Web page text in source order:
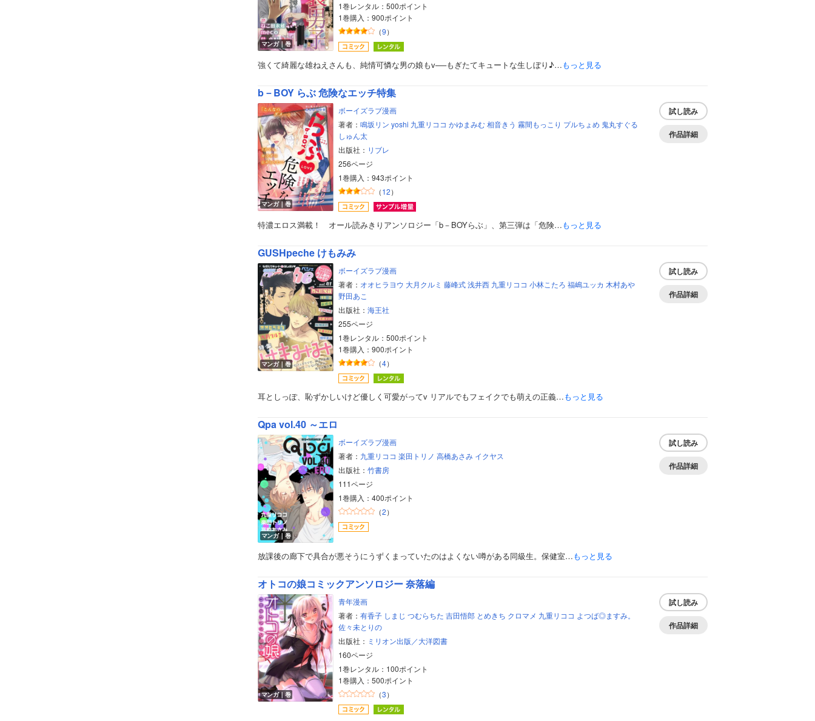
マンガ｜巻
1巻レンタル：500ポイント
1巻購入：900ポイント
（9）
強くて綺麗な雄ねえさんも、純情可憐な男の娘もv──もぎたてキュートな生しぼり♪…もっと見る
b－BOY らぶ 危険なエッチ特集
マンガ｜巻
ボーイズラブ漫画
著者： 鳴坂リン yoshi 九重リココ かゆまみむ 相音きう 霧間もっこり プルちょめ 鬼丸すぐる
しゅん太
出版社： リブレ
256ページ
1巻購入：943ポイント
（12）
試し読み
作品詳細
特濃エロス満載！ オール読みきりアンソロジー「b－BOYらぶ」、第三弾は「危険…もっと見る
GUSHpeche けもみみ
マンガ｜巻
ボーイズラブ漫画
著者： オオヒラヨウ 大月クルミ 藤峰式 浅井西 九重リココ 小林こたろ 福嶋ユッカ 木村あや
野田あこ
出版社： 海王社
255ページ
1巻レンタル：500ポイント
1巻購入：900ポイント
（4）
試し読み
作品詳細
耳としっぽ、恥ずかしいけど優しく可愛がってv リアルでもフェイクでも萌えの正義…もっと見る
Qpa vol.40 ～エロ
マンガ｜巻
ボーイズラブ漫画
著者： 九重リココ 楽田トリノ 高橋あさみ イクヤス
出版社： 竹書房
111ページ
1巻購入：400ポイント
（2）
試し読み
作品詳細
放課後の廊下で具合が悪そうにうずくまっていたのはよくない噂がある同級生。保健室…もっと見る
オトコの娘コミックアンソロジー 奈落編
マンガ｜巻
青年漫画
著者： 有香子 しまじ つむらちた 吉田悟郎 とめきち クロマメ 九重リココ よつば◎ますみ。
佐々未とりの
出版社： ミリオン出版／大洋図書
160ページ
1巻レンタル：100ポイント
1巻購入：500ポイント
（3）
試し読み
作品詳細